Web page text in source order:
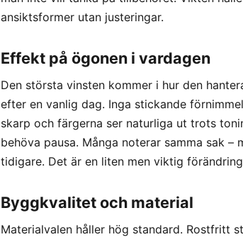
ansiktsformer utan justeringar.
Effekt på ögonen i vardagen
Den största vinsten kommer i hur den
efter en vanlig dag. Inga stickande
skarp och färgerna ser naturliga ut trots
behöva pausa. Många noterar samma sak
tidigare. Det är en liten men viktig
Byggkvalitet och material
Materialvalen håller hög standard. Rostfritt